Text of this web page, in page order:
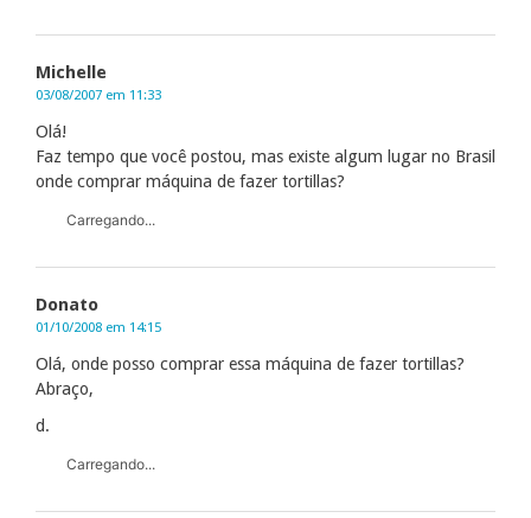
Michelle
03/08/2007 em 11:33
Olá!
Faz tempo que você postou, mas existe algum lugar no Brasil
onde comprar máquina de fazer tortillas?
Carregando...
Donato
01/10/2008 em 14:15
Olá, onde posso comprar essa máquina de fazer tortillas?
Abraço,
d.
Carregando...